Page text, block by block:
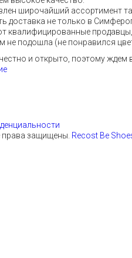
широчайший ассортимент
доставка не только в
квалифицированные
не подошла (не понравился
и открыто, поэтому ждем
защищены. Recost Be